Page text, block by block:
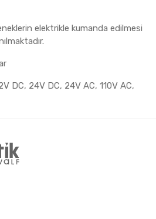
elektrikle kumanda edilmesi
DC, 24V DC, 24V AC, 110V AC,